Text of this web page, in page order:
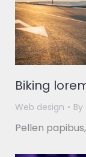
Biking
Web design By
Pellen